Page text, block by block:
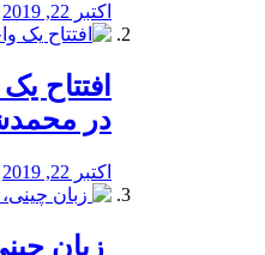
اکتبر 22, 2019
افتتاح
در
اکتبر 22, 2019
زبان